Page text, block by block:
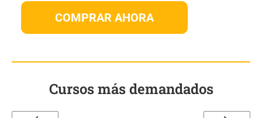
COMPRAR AHORA
Cursos más demandados